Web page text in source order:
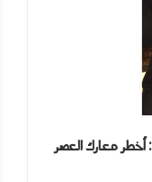
معارك العصر